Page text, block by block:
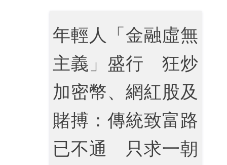
年輕人「金融虛無
主義」盛行 狂炒
加密幣、網紅股及
賭搏：傳統致富路
已不通 只求一朝